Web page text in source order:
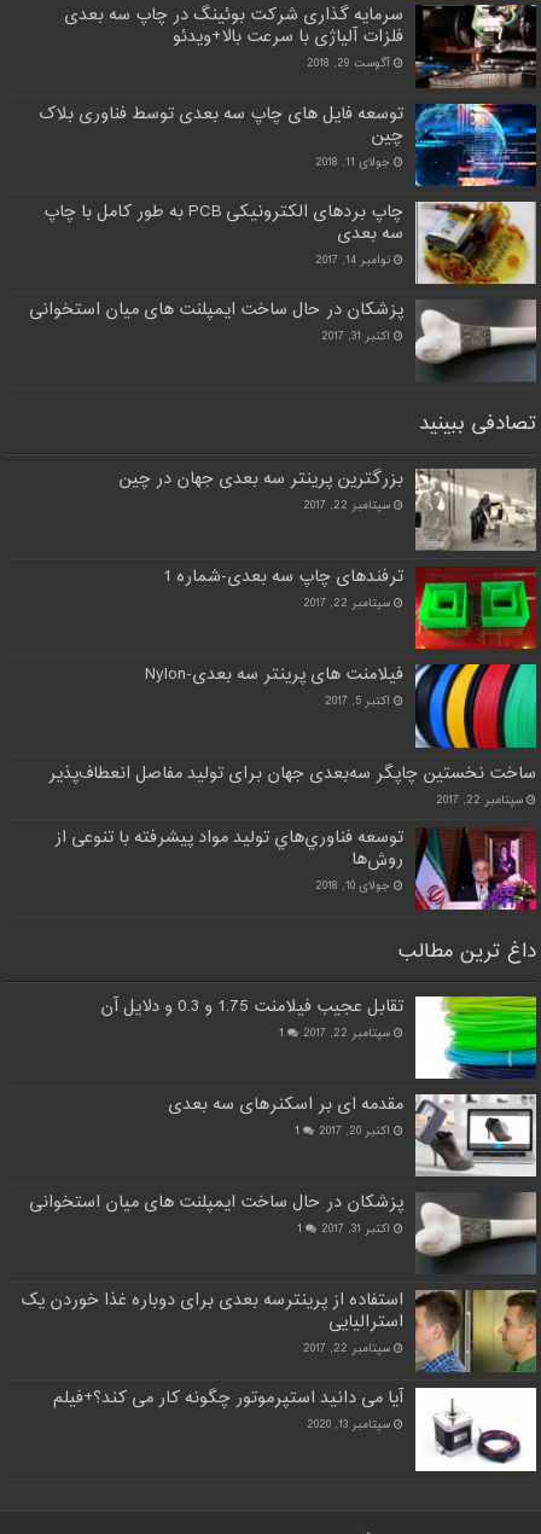
سرمایه گذاری شرکت بوئینگ در چاپ سه بعدی
فلزات آلیاژی با سرعت بالا+ویدئو
آگوست 29, 2018
توسعه فایل های چاپ سه بعدی توسط فناوری بلاک
چین
جولای 11, 2018
چاپ بردهای الکترونیکی PCB به طور کامل با چاپ
سه بعدی
نوامبر 14, 2017
پزشکان در حال ساخت ایمپلنت های میان استخوانی
اکتبر 31, 2017
تصادفی ببینید
بزرگترین پرینتر سه بعدی جهان در چین
سپتامبر 22, 2017
ترفندهای چاپ سه بعدی-شماره 1
سپتامبر 22, 2017
فیلامنت های پرینتر سه بعدی-Nylon
اکتبر 5, 2017
ساخت نخستین چاپگر سه‌بعدی جهان برای تولید مفاصل انعطاف‌پذیر
سپتامبر 22, 2017
توسعه فناوري‌هاي توليد مواد پيشرفته با تنوعی از
روش‌ها
جولای 10, 2018
داغ ترین مطالب
تقابل عجیب فیلامنت 1.75 و 0.3 و دلایل آن
سپتامبر 22, 2017 1
مقدمه ای بر اسکنرهای سه بعدی
اکتبر 20, 2017 1
پزشکان در حال ساخت ایمپلنت های میان استخوانی
اکتبر 31, 2017 1
استفاده از پرینترسه بعدی برای دوباره غذا خوردن یک
استرالیایی
سپتامبر 22, 2017
آیا می دانید استپرموتور چگونه کار می کند؟+فیلم
سپتامبر 13, 2020